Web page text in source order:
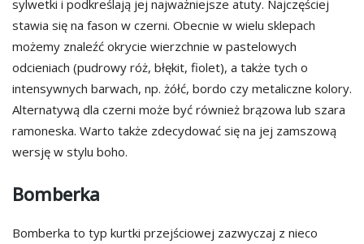
sylwetki i podkreślają jej najważniejsze atuty. Najczęściej
stawia się na fason w czerni. Obecnie w wielu sklepach
możemy znaleźć okrycie wierzchnie w pastelowych
odcieniach (pudrowy róż, błękit, fiolet), a także tych o
intensywnych barwach, np. żółć, bordo czy metaliczne kolory.
Alternatywą dla czerni może być również brązowa lub szara
ramoneska. Warto także zdecydować się na jej zamszową
wersję w stylu boho.
Bomberka
Bomberka to typ kurtki przejściowej zazwyczaj z nieco